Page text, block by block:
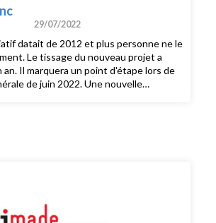
29/07/2022
datait de 2012 et plus personne ne le
Le tissage du nouveau projet a
an. Il marquera un point d'étape lors de
de juin 2022. Une nouvelle